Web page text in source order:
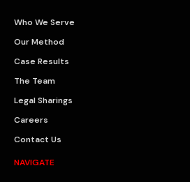
Who We Serve
Our Method
Case Results
The Team
Legal Sharings
Careers
Contact Us
NAVIGATE